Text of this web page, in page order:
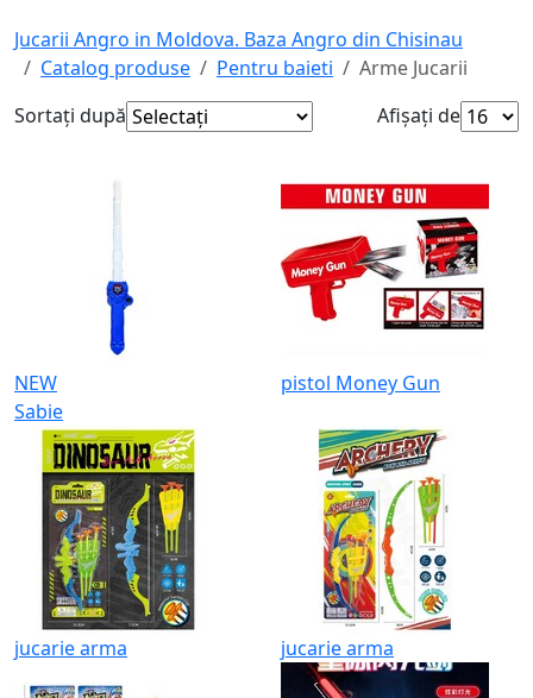
Jucarii Angro in Moldova. Baza Angro din Chisinau
Catalog produse
Pentru baieti
Arme Jucarii
Sortați după
Afișați de
NEW
Sabie
pistol Money Gun
jucarie arma jucarie arma